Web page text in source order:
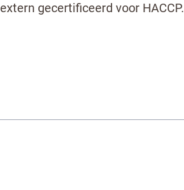
extern gecertificeerd voor HACCP.